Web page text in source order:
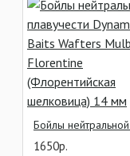
1650р.